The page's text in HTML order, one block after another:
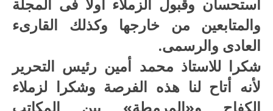
استحسان وقبول الزملاء أولا فى المجلة
والمتابعين من خارجها وكذلك القارىء
العادى والرسمى.
شكرا للاستاذ محمد أمين رئيس التحرير
لأنه أتاح لنا هذه الفرصة وشكرا لزملاء